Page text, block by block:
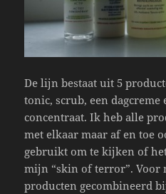
De lijn bestaat uit 5
tonic, scrub, een dagcreme
concentraat. Ik heb alle
met elkaar maar af en toe
gebruikt om te kijken of
mijn “skin of terror”.
producten gecombineerd